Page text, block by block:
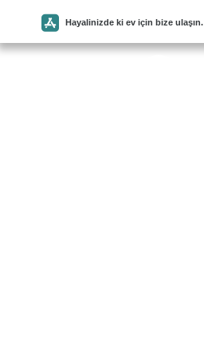
Hayalinizde ki ev için bize ulaşın.